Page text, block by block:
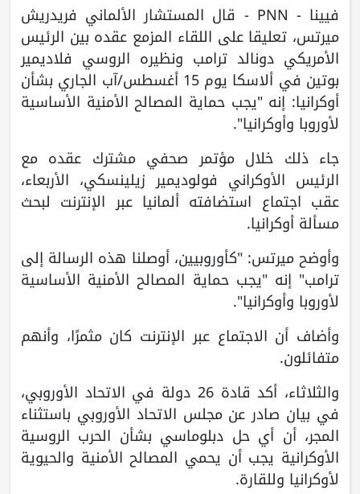
فيينا - PNN - قال المستشار الألماني فريدريش
ميرتس، تعليقا على اللقاء المزمع عقده بين الرئيس
الأمريكي دونالد ترامب ونظيره الروسي فلاديمير
بوتين في ألاسكا يوم 15 أغسطس/آب الجاري بشأن
أوكرانيا: إنه "يجب حماية المصالح الأمنية الأساسية
لأوروبا وأوكرانيا".
جاء ذلك خلال مؤتمر صحفي مشترك عقده مع
الرئيس الأوكراني فولوديمير زيلينسكي، الأربعاء،
عقب اجتماع استضافته ألمانيا عبر الإنترنت لبحث
مسألة أوكرانيا.
وأوضح ميرتس: "كأوروبيين، أوصلنا هذه الرسالة إلى
ترامب" إنه "يجب حماية المصالح الأمنية الأساسية
لأوروبا وأوكرانيا".
وأضاف أن الاجتماع عبر الإنترنت كان مثمرًا، وأنهم
متفائلون.
والثلاثاء، أكد قادة 26 دولة في الاتحاد الأوروبي،
في بيان صادر عن مجلس الاتحاد الأوروبي باستثناء
المجر، أن أي حل دبلوماسي بشأن الحرب الروسية
الأوكرانية يجب أن يحمي المصالح الأمنية والحيوية
لأوكرانيا وللقارة.